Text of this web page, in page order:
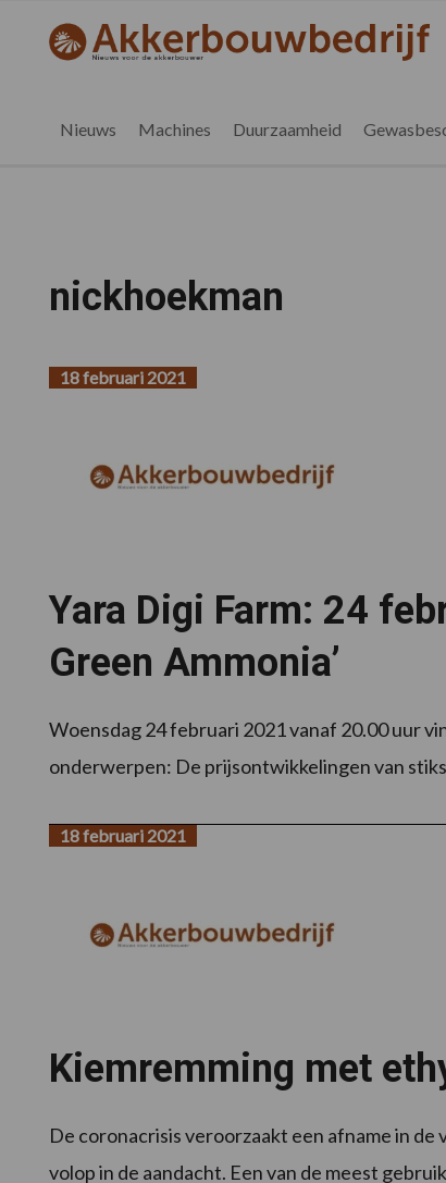
hoofdnavigatie
voettekst
akkerbouwbedrijf.be
Nieuws
Nieuws Machines Duurzaamheid
nickhoekman
Yara Digi Farm: 24
Green Ammonia’
18 februari 2021
Woensdag 24 februari 2021 vanaf 20.00 uur
onderwerpen: De prijsontwikkelingen van
Kiemremming met
18 februari 2021
De coronacrisis veroorzaakt een afname in
volop in de aandacht. Een van de meest